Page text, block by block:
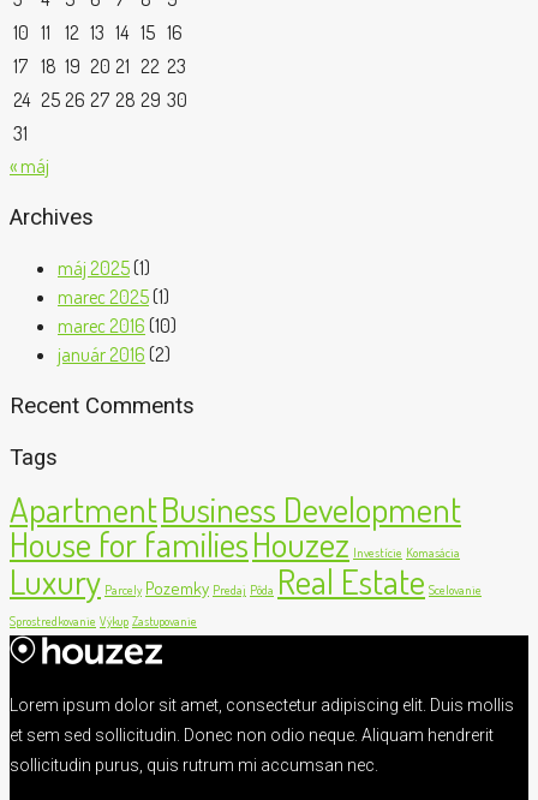
10 11 12 13 14 15 16
17 18 19 20 21 22 23
24 25 26 27 28 29 30
31
« máj
Archives
máj 2025(1)
marec 2025(1)
marec 2016 (10)
január 2016 (2)
Recent Comments
Tags
ApartmentBusiness Development
House for familiesHouzez Investície Komasácia
Luxury Parcely Pozemky Predaj Pôda Real Estate Scelovanie
Sprostredkovanie Výkup Zastupovanie
Lorem ipsum dolor sit amet, consectetur adipiscing elit. Duis mollis
et sem sed sollicitudin. Donec non odio neque. Aliquam hendrerit
sollicitudin purus, quis rutrum mi accumsan nec.